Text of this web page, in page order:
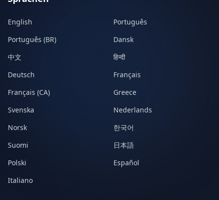
English
Português
Português (BR)
Dansk
中文
हिन्दी
Deutsch
Français
Français (CA)
Greece
Svenska
Nederlands
Norsk
한국어
Suomi
日本語
Polski
Español
Italiano